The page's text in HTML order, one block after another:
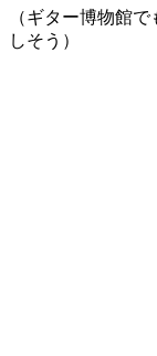
（ギター博物館
しそう）